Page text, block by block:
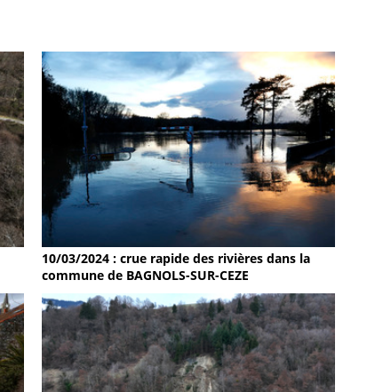
10/03/2024 : crue rapide des rivières dans la
commune de BAGNOLS-SUR-CEZE